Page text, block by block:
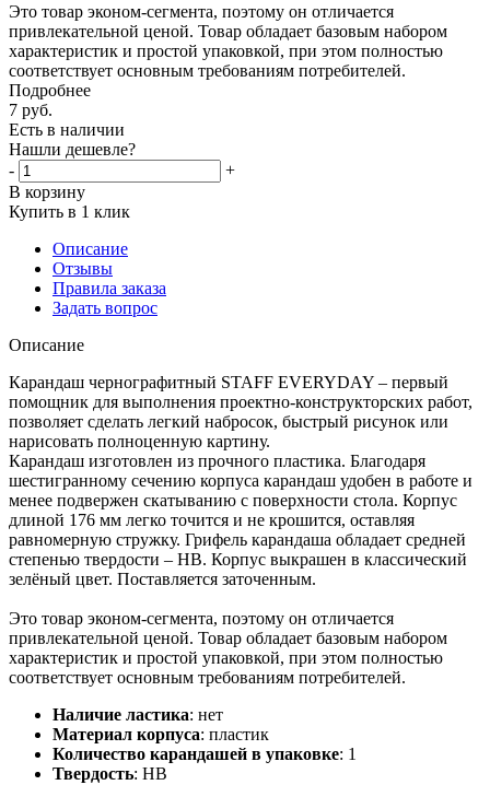
Это товар эконом-сегмента, поэтому он отличается
привлекательной ценой. Товар обладает базовым набором
характеристик и простой упаковкой, при этом полностью
соответствует основным требованиям потребителей.
Подробнее
7 руб.
Есть в наличии
Нашли дешевле?
-
+
В корзину
Купить в 1 клик
Описание
Отзывы
Правила заказа
Задать вопрос
Описание
Карандаш чернографитный STAFF EVERYDAY – первый
помощник для выполнения проектно-конструкторских работ,
позволяет сделать легкий набросок, быстрый рисунок или
нарисовать полноценную картину.
Карандаш изготовлен из прочного пластика. Благодаря
шестигранному сечению корпуса карандаш удобен в работе и
менее подвержен скатыванию с поверхности стола. Корпус
длиной 176 мм легко точится и не крошится, оставляя
равномерную стружку. Грифель карандаша обладает средней
степенью твердости – HB. Корпус выкрашен в классический
зелёный цвет. Поставляется заточенным.
Это товар эконом-сегмента, поэтому он отличается
привлекательной ценой. Товар обладает базовым набором
характеристик и простой упаковкой, при этом полностью
соответствует основным требованиям потребителей.
Наличие ластика: нет
Материал корпуса: пластик
Количество карандашей в упаковке: 1
Твердость: HB